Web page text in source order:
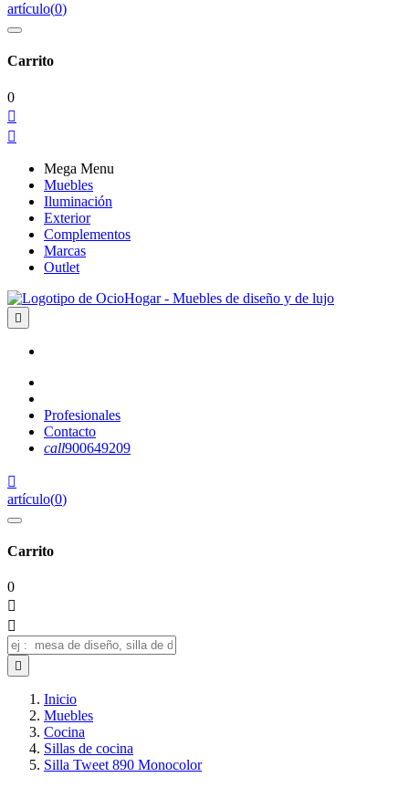
artículo(0)
Carrito
0


Mega Menu
Muebles
Iluminación
Exterior
Complementos
Marcas
Outlet

Profesionales
Contacto
call900649209

artículo(0)
Carrito
0



Inicio
Muebles
Cocina
Sillas de cocina
Silla Tweet 890 Monocolor